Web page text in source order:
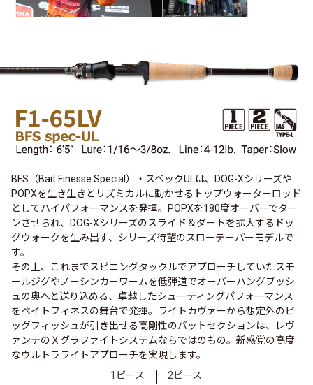
BFS（Bait Finesse Special）・スペックULは、DOG-Xシリーズや
POPXを生き生きとリズミカルに動かせるトップウォーターロッド
としてハイパフォーマンスを発揮。POPXを180度オーバーでター
ンさせられ、DOG-Xシリーズのスライド＆ダートを拡大するドッ
グウォークを生み出す、シリーズ待望のスローテーパーモデルで
す。
その上、これまでスピニングタックルでアプローチしていたスモ
ールジグやノーシンカーワームを低弾道でオーバーハングブッシ
ュの奥へと送り込める、卓越したシューティングパフォーマンス
をベイトフィネスの舞台で発揮。ライトカヴァーから想定外のビ
ッグフィッシュが引き出せる高剛性のバットセクションは、レヴ
ァンテのＸグラファイトシステムならではのもの。新感覚の高度
なウルトラライトアプローチを実現します。
1ピース
2ピース